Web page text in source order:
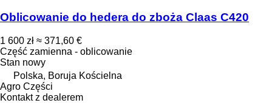
Oblicowanie do hedera do zboża Claas C420
1 600 zł ≈ 371,60 €
Część zamienna - oblicowanie
Stan nowy
Polska, Boruja Kościelna
Agro Części
Kontakt z dealerem